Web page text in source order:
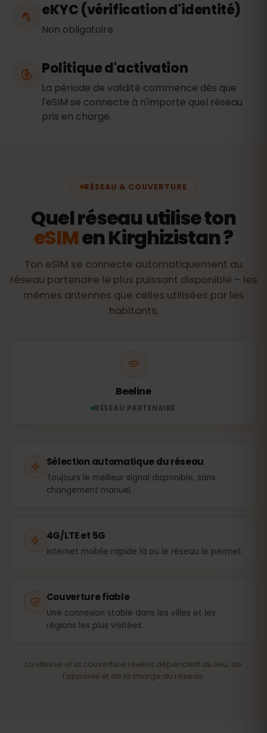
eKYC (vérification d'identité)
Non obligatoire
Politique d'activation
La période de validité commence dès que
l'eSIM se connecte à n'importe quel réseau
pris en charge.
RÉSEAU & COUVERTURE
Quel réseau utilise ton
eSIMen Kirghizistan ?
Ton eSIM se connecte automatiquement au
réseau partenaire le plus puissant disponible – les
mêmes antennes que celles utilisées par les
habitants.
Beeline
RÉSEAU PARTENAIRE
Sélection automatique du réseau
Toujours le meilleur signal disponible, sans
changement manuel.
4G/LTE et 5G
Internet mobile rapide là où le réseau le permet.
Couverture fiable
Une connexion stable dans les villes et les
régions les plus visitées.
La vitesse et la couverture réelles dépendent du lieu, de
l'appareil et de la charge du réseau.